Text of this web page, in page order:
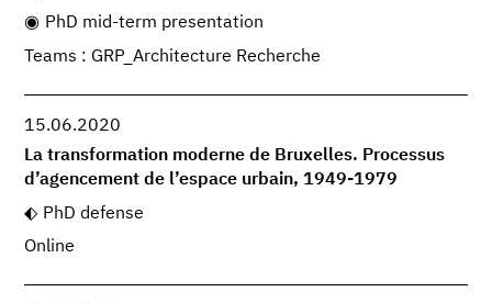
PhD mid-term presentation
Teams : GRP_Architecture Recherche
15.06.2020
La transformation moderne de Bruxelles. Processus
d’agencement de l’espace urbain, 1949-1979
PhD defense
Online